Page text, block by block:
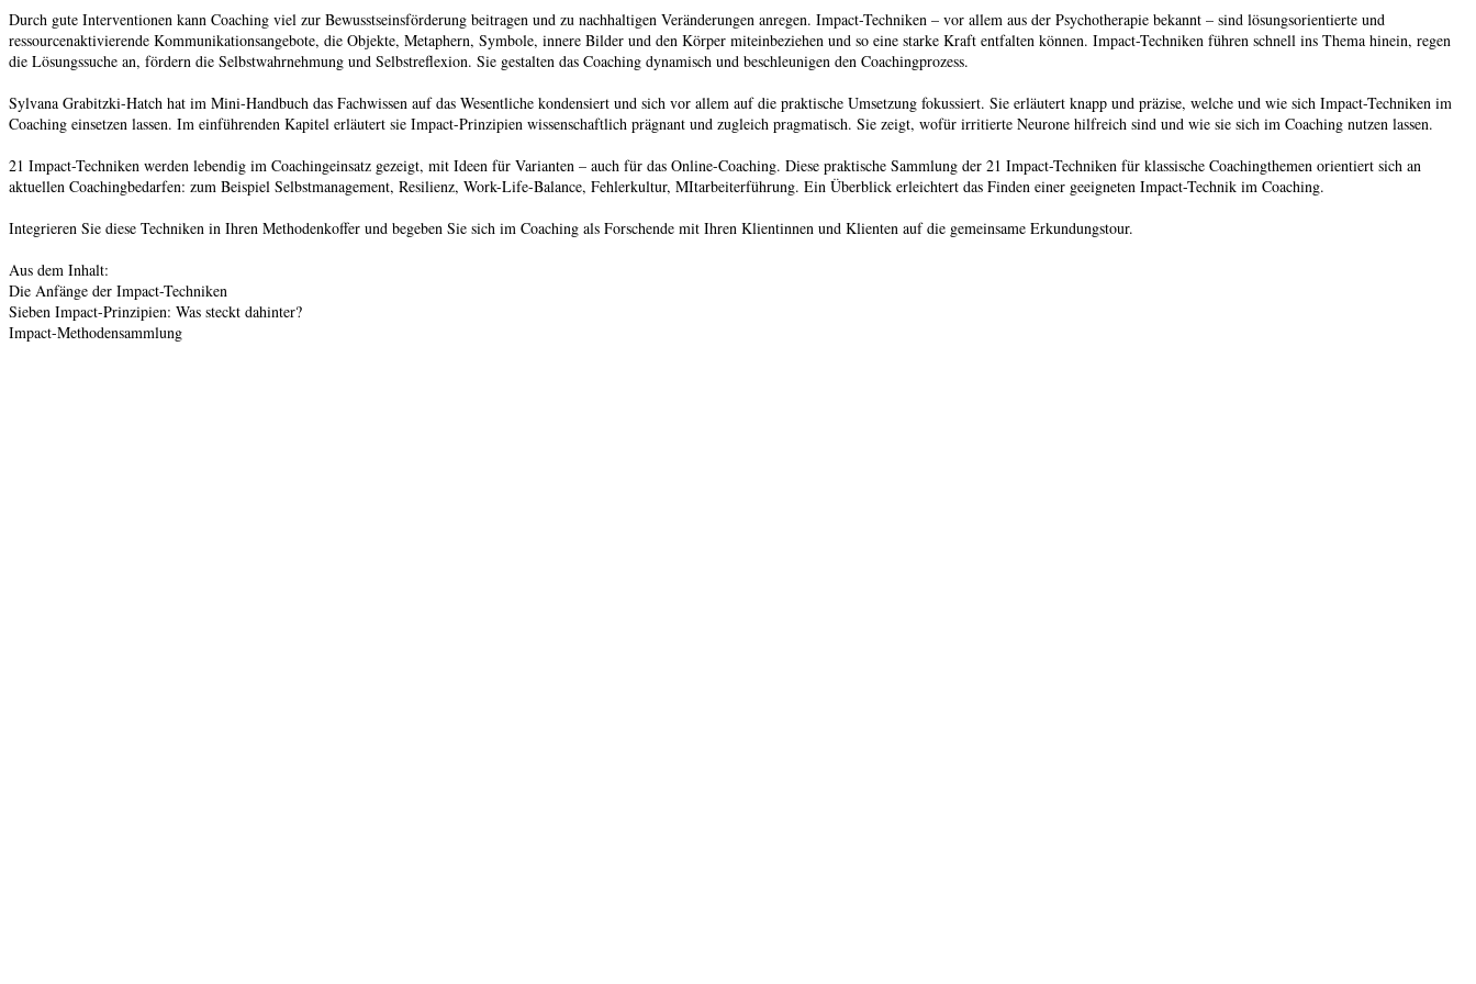
Durch gute Interventionen kann Coaching viel zur Bewusstseinsförderung beitragen und zu nachhaltigen Veränderungen anregen. Impact-Techniken – vor allem aus der Psychotherapie bekannt – sind lösungsorientierte und
ressourcenaktivierende Kommunikationsangebote, die Objekte, Metaphern, Symbole, innere Bilder und den Körper miteinbeziehen und so eine starke Kraft entfalten können. Impact-Techniken führen schnell ins Thema hinein, regen
die Lösungssuche an, fördern die Selbstwahrnehmung und Selbstreflexion. Sie gestalten das Coaching dynamisch und beschleunigen den Coachingprozess.
Sylvana Grabitzki-Hatch hat im Mini-Handbuch das Fachwissen auf das Wesentliche kondensiert und sich vor allem auf die praktische Umsetzung fokussiert. Sie erläutert knapp und präzise, welche und wie sich Impact-Techniken im
Coaching einsetzen lassen. Im einführenden Kapitel erläutert sie Impact-Prinzipien wissenschaftlich prägnant und zugleich pragmatisch. Sie zeigt, wofür irritierte Neurone hilfreich sind und wie sie sich im Coaching nutzen lassen.
21 Impact-Techniken werden lebendig im Coachingeinsatz gezeigt, mit Ideen für Varianten – auch für das Online-Coaching. Diese praktische Sammlung der 21 Impact-Techniken für klassische Coachingthemen orientiert sich an
aktuellen Coachingbedarfen: zum Beispiel Selbstmanagement, Resilienz, Work-Life-Balance, Fehlerkultur, MItarbeiterführung. Ein Überblick erleichtert das Finden einer geeigneten Impact-Technik im Coaching.
Integrieren Sie diese Techniken in Ihren Methodenkoffer und begeben Sie sich im Coaching als Forschende mit Ihren Klientinnen und Klienten auf die gemeinsame Erkundungstour.
Aus dem Inhalt:
Die Anfänge der Impact-Techniken
Sieben Impact-Prinzipien: Was steckt dahinter?
Impact-Methodensammlung